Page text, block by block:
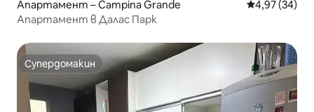
Апартамент – Campina Grande Средна
4,97 (34)
Апартамент в Далас Парк
Супердомакин
Супердомакин